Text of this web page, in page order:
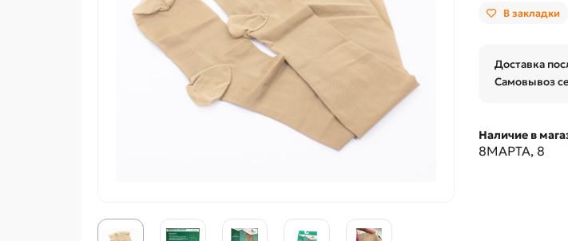
В закладки
Доставка
Самовывоз
Наличие в
8МАРТА, 8